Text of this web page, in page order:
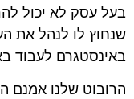
בעל עסק לא יכול
שנחוץ לו לנהל את
באינסטגרם לעבוד
הרובוט שלנו אמנם